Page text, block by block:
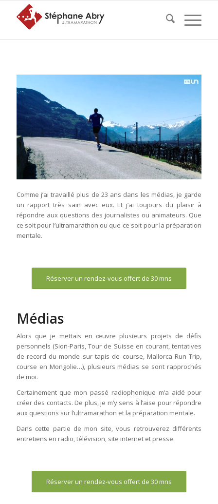
Comme j’ai travaillé plus de 23 ans dans les médias, je garde
un rapport très sain avec eux. Et j’ai toujours du plaisir à
répondre aux questions des journalistes ou animateurs. Que
ce soit pour l’ultramarathon ou que ce soit pour la préparation
mentale.
Réserver un rendez-vous offert de 30 mns
Médias
Alors que je mettais en œuvre plusieurs projets de défis
personnels (Sion-Paris, Tour de Suisse en courant, tentatives
de record du monde sur tapis de course, Mallorca Run Trip,
course en Mongolie…), plusieurs médias se sont rapprochés
de moi.
Certainement que mon passé radiophonique m’a aidé pour
créer des contacts. De plus, je m’y sens à l’aise pour répondre
aux questions sur l’ultramarathon et la préparation mentale.
Dans cette partie de mon site, vous retrouverez différents
entretiens en radio, télévision, site internet et presse.
Réserver un rendez-vous offert de 30 mns